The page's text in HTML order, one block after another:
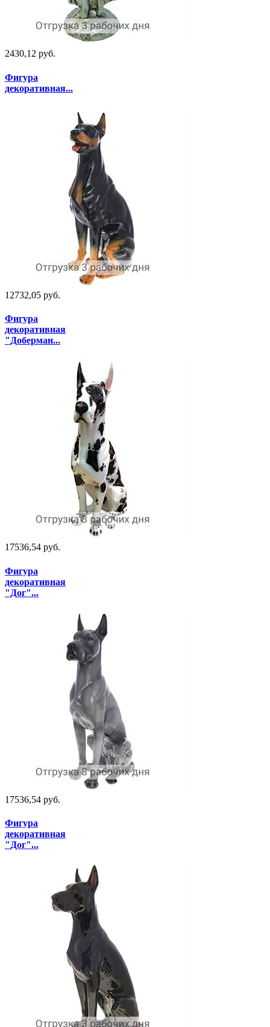
2430,12 руб.
Фигура
декоративная...
12732,05 руб.
Фигура
декоративная
"Доберман...
17536,54 руб.
Фигура
декоративная
"Дог"...
17536,54 руб.
Фигура
декоративная
"Дог"...